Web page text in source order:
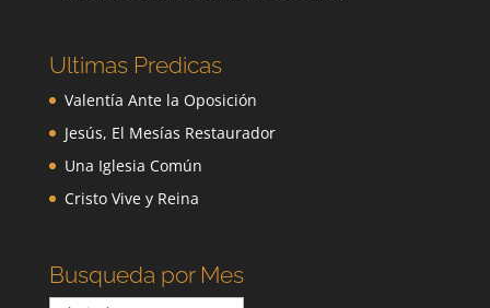
Ultimas Predicas
Valentía Ante la Oposición
Jesús, El Mesías Restaurador
Una Iglesia Común
Cristo Vive y Reina
Busqueda por Mes